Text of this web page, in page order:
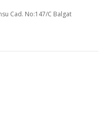
Cad. No:147/C Balgat